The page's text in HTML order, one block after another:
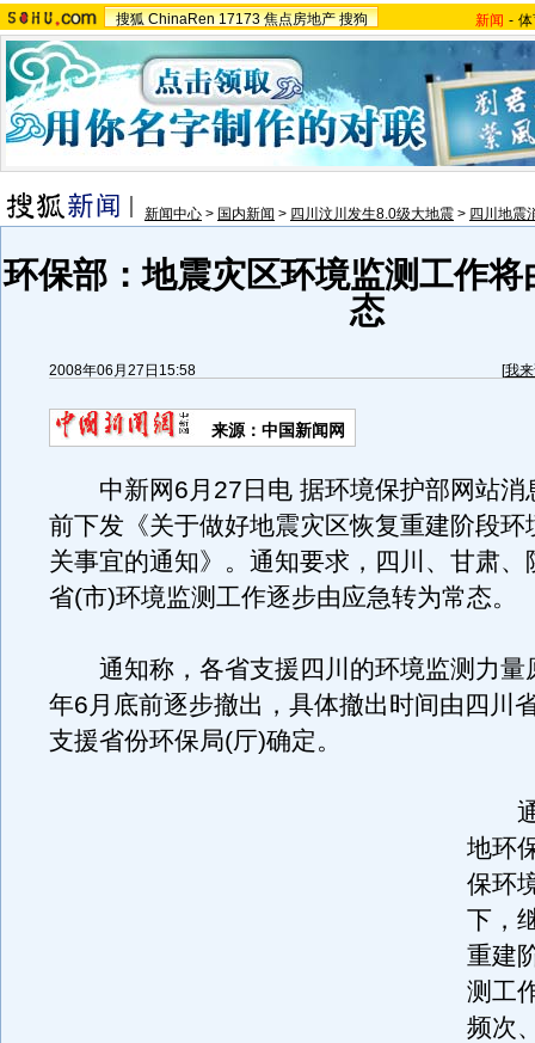
搜狐 ChinaRen 17173 焦点房地产 搜狗 新闻 -
新闻中心 > 国内新闻 > 四川汶川发生8.0级大地震 > 四川地震
环保部：地震灾区环境监测工作将
态
2008年06月27日15:58 [我
来源：中国新闻网
中新网6月27日电 据环境保护部网站消
前下发《关于做好地震灾区恢复重建阶段环
关事宜的通知》。通知要求，四川、甘肃、
省(市)环境监测工作逐步由应急转为常态。
通知称，各省支援四川的环境监测力量
年6月底前逐步撤出，具体撤出时间由四川
支援省份环保局(厅)确定。
通
地环
保环
下，
重建
测工
频次